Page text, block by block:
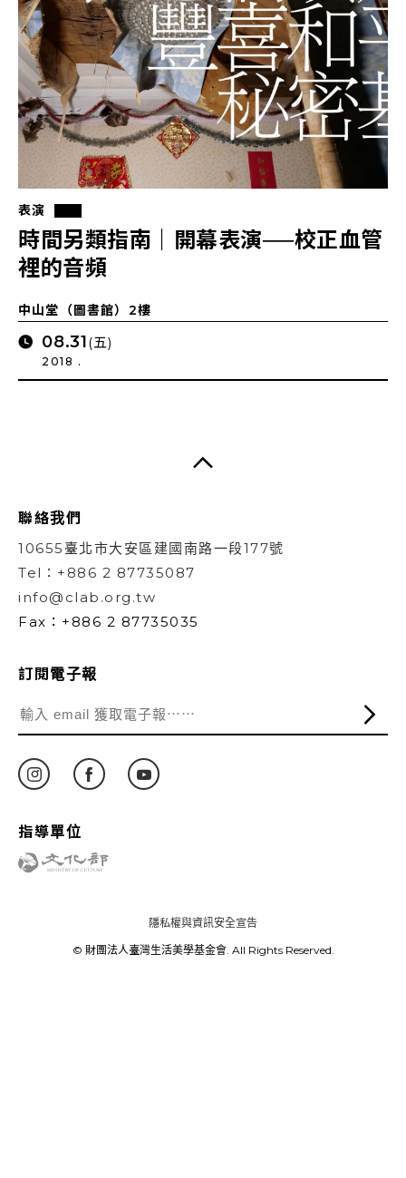
表演
時間另類指南｜開幕表演──校正血管
裡的音頻
中山堂（圖書館）2樓
08.31(五)
2018 .
聯絡我們
10655臺北市大安區建國南路一段177號
Tel：+886 2 87735087
info@clab.org.tw
Fax：+886 2 87735035
訂閱電子報
指導單位
隱私權與資訊安全宣告
© 財團法人臺灣生活美學基金會. All Rights Reserved.